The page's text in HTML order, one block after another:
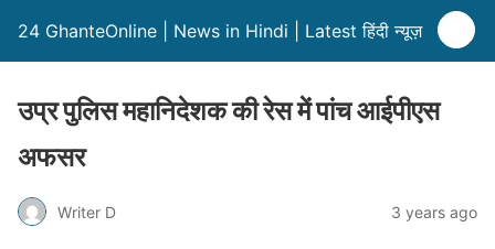
24 GhanteOnline | News in Hindi | Latest हिंदी न्यूज़
उप्र पुलिस महानिदेशक की रेस में पांच आईपीएस
अफसर
Writer D 3 years ago